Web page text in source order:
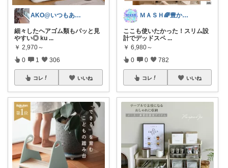
AKO@いつもありがとう🐾໊¨̮✩︎
細々したヘアゴム類もパッと見
やすい◎ ku ...
￥ 2,970～
0 1 306
コレ いいね
ＭＡＳＨ🌈豊かな生活へカスタマイズ🌈
ここも使いたかった！スリム設
計でデッドスペ ...
￥ 6,980～
0 0 782
コレ いいね